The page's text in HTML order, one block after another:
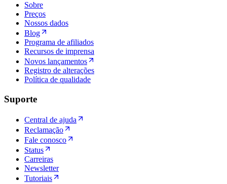
Sobre
Preços
Nossos dados
Blog
Programa de afiliados
Recursos de imprensa
Novos lançamentos
Registro de alterações
Política de qualidade
Suporte
Central de ajuda
Reclamação
Fale conosco
Status
Carreiras
Newsletter
Tutoriais